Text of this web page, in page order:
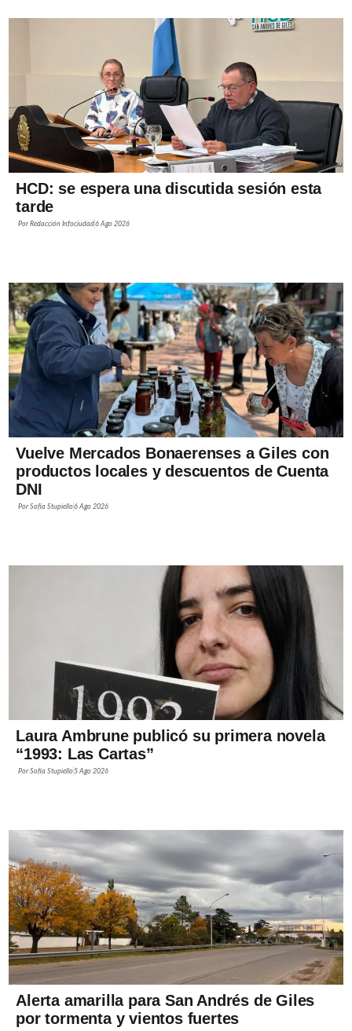
HCD: se espera una discutida sesión esta
tarde
PorRedacción Infociudad6 Ago 2026
Vuelve Mercados Bonaerenses a Giles con
productos locales y descuentos de Cuenta
DNI
PorSofía Stupiello6 Ago 2026
Laura Ambrune publicó su primera novela
“1993: Las Cartas”
PorSofía Stupiello5 Ago 2026
Alerta amarilla para San Andrés de Giles
por tormenta y vientos fuertes